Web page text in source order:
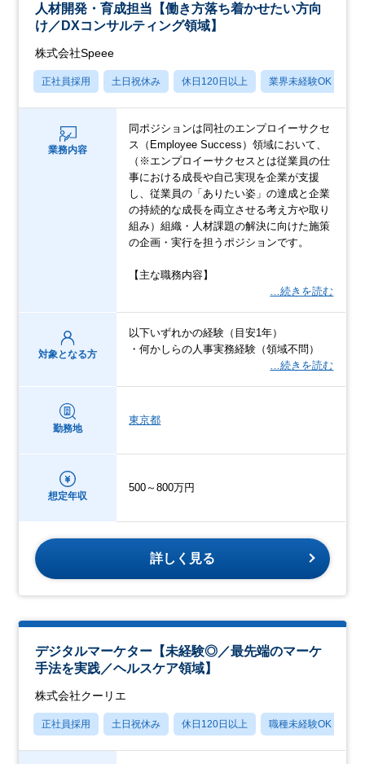
人材開発・育成担当【働き方落ち着かせたい方向
け／DXコンサルティング領域】
株式会社Speee
正社員採用 土日祝休み 休日120日以上 業界未経験OK
業務内容
同ポジションは同社のエンプロイーサクセ
ス（Employee Success）領域において、
（※エンプロイーサクセスとは従業員の仕
事における成長や自己実現を企業が支援
し、従業員の「ありたい姿」の達成と企業
の持続的な成長を両立させる考え方や取り
組み）組織・人材課題の解決に向けた施策
の企画・実行を担うポジションです。
【主な職務内容】
…続きを読む
対象となる方
以下いずれかの経験（目安1年）
・何かしらの人事実務経験（領域不問）
…続きを読む
勤務地
東京都
想定年収
500～800万円
詳しく見る
デジタルマーケター【未経験◎／最先端のマーケ
手法を実践／ヘルスケア領域】
株式会社クーリエ
正社員採用 土日祝休み 休日120日以上 職種未経験OK